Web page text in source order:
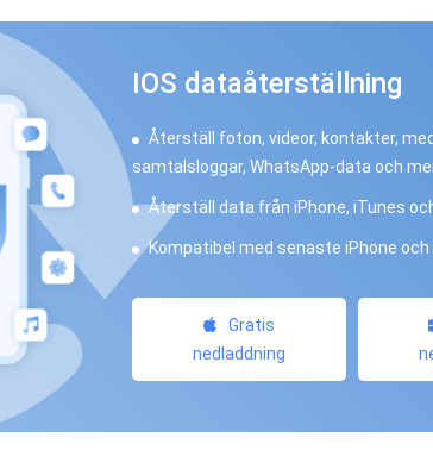
IOS dataåterställning
Återställ foton, videor, kontakter,
samtalsloggar, WhatsApp-data och
Återställ data från iPhone, iTunes och
Kompatibel med senaste iPhone och
Gratis
nedladdning